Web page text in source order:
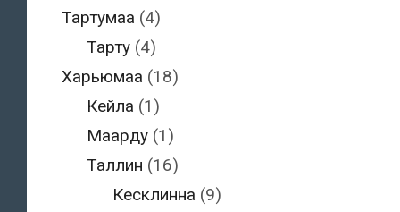
Тартумаа (4)
Тарту (4)
Харьюмаа (18)
Кейла (1)
Маарду (1)
Таллин (16)
Кесклинна (9)